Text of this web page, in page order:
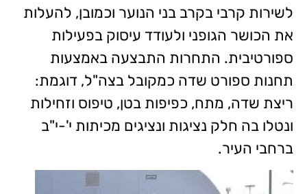
לשירות קרבי בקרב בני הנוער וכמובן, להעלות
את הכושר הגופני ולעודד עיסוק בפעילות
ספורטיבית. התחרות התבצעה באמצעות
תחנות ספורט שדה כמקובל בצה"ל, דוגמת:
ריצת שדה, מתח, כפיפות בטן, טיפוס וזחילות
ונטלו בה חלק נציגות ונציגים מכיתות י'-י"ב
ברחבי העיר.